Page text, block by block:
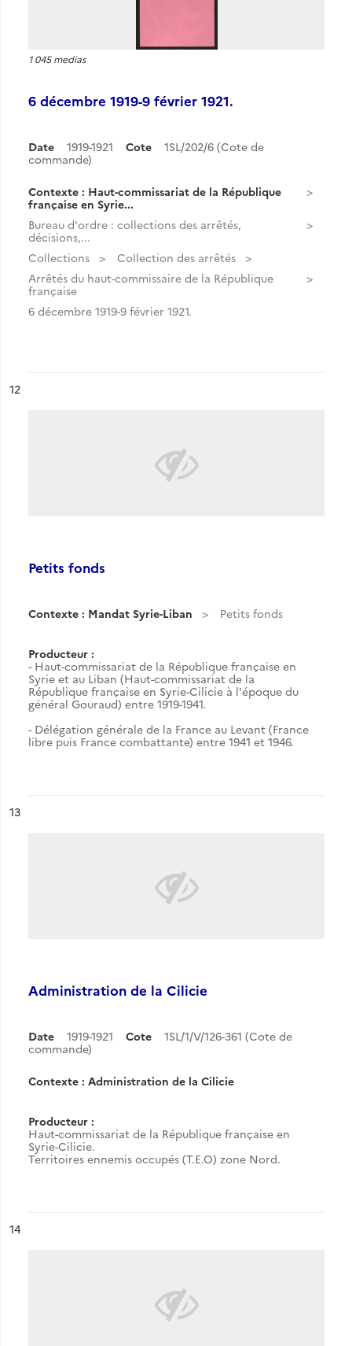
1 045 medias
6 décembre 1919-9 février 1921.
Date 1919-1921 Cote
1SL/202/6 (Cote de
commande)
Contexte : Haut-commissariat de la République
française en Syrie...
Bureau d'ordre : collections des arrêtés,
décisions,...
Collections
Collection des arrêtés
Arrêtés du haut-commissaire de la République
française
6 décembre 1919-9 février 1921.
n°
12
Petits fonds
Contexte : Mandat Syrie-Liban Petits fonds
Producteur :
- Haut-commissariat de la République française en
Syrie et au Liban (Haut-commissariat de la
République française en Syrie-Cilicie à l'époque du
général Gouraud) entre 1919-1941.
- Délégation générale de la France au Levant (France
libre puis France combattante) entre 1941 et 1946.
n°
13
Administration de la Cilicie
Date 1919-1921 Cote
1SL/1/V/126-361 (Cote de
commande)
Contexte : Administration de la Cilicie
Producteur :
Haut-commissariat de la République française en
Syrie-Cilicie.
Territoires ennemis occupés (T.E.O) zone Nord.
n°
14